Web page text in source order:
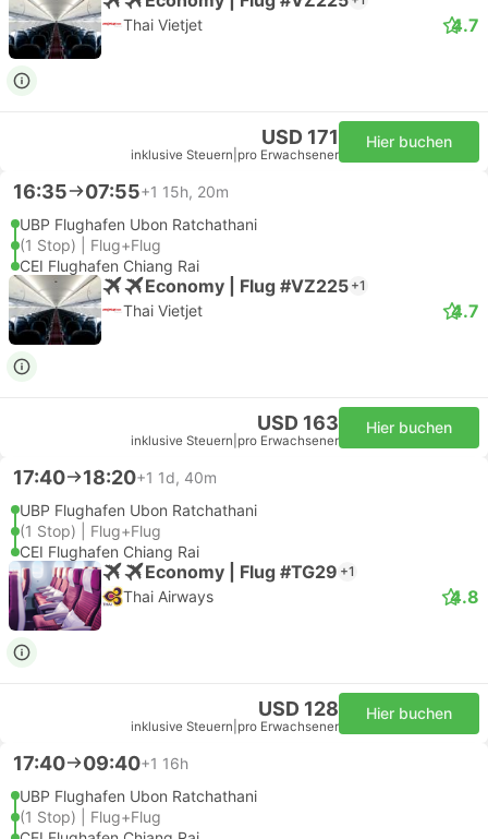
Thai Vietjet 4.7
USD 171
inklusive Steuern pro Erwachsener
Hier buchen
16:35 07:55+1 15h, 20m
UBP Flughafen Ubon Ratchathani
(1 Stop) | Flug+Flug
CEI Flughafen Chiang Rai
Economy | Flug #VZ225 +1
Thai Vietjet 4.7
USD 163
inklusive Steuern pro Erwachsener
Hier buchen
17:40 18:20+1 1d, 40m
UBP Flughafen Ubon Ratchathani
(1 Stop) | Flug+Flug
CEI Flughafen Chiang Rai
Economy | Flug #TG29 +1
Thai Airways 4.8
USD 128
inklusive Steuern pro Erwachsener
Hier buchen
17:40 09:40+1 16h
UBP Flughafen Ubon Ratchathani
(1 Stop) | Flug+Flug